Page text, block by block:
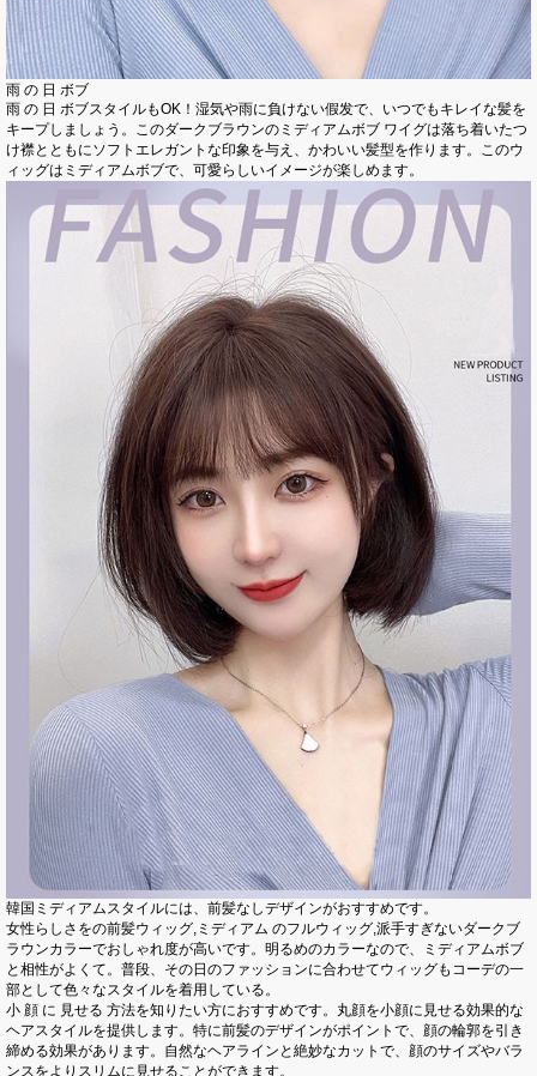
雨 の 日 ボブ
雨 の 日 ボブスタイルもOK！湿気や雨に負けない假发で、いつでもキレイな髪を
キープしましょう。このダークブラウンのミディアムボブ ワイグは落ち着いたつ
け襟とともにソフトエレガントな印象を与え、かわいい髪型を作ります。このウ
ィッグはミディアムボブで、可愛らしいイメージが楽しめます。
韓国ミディアムスタイルには、前髪なしデザインがおすすめです。
女性らしさをの前髪ウィッグ,ミディアム のフルウィッグ,派手すぎないダークブ
ラウンカラーでおしゃれ度が高いです。明るめのカラーなので、ミディアムボブ
と相性がよくて。普段、その日のファッションに合わせてウィッグもコーデの一
部として色々なスタイルを着用している。
小 顔 に 見せる 方法を知りたい方におすすめです。丸顔を小顔に見せる効果的な
ヘアスタイルを提供します。特に前髪のデザインがポイントで、顔の輪郭を引き
締める効果があります。自然なヘアラインと絶妙なカットで、顔のサイズやバラ
ンスをよりスリムに見せることができます。